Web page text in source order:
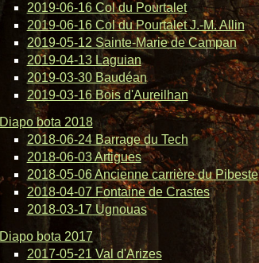
2019-06-16 Col du Pourtalet
2019-06-16 Col du Pourtalet J.-M. Allin
2019-05-12 Sainte-Marie de Campan
2019-04-13 Laguian
2019-03-30 Baudéan
2019-03-16 Bois d'Aureilhan
Diapo bota 2018
2018-06-24 Barrage du Tech
2018-06-03 Artigues
2018-05-06 Ancienne carrière du Pibeste
2018-04-07 Fontaine de Crastes
2018-03-17 Ugnouas
Diapo bota 2017
2017-05-21 Val d'Arizes